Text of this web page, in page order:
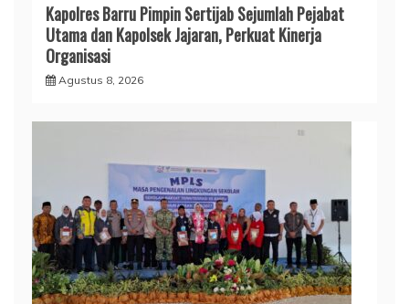
Kapolres Barru Pimpin Sertijab Sejumlah Pejabat
Utama dan Kapolsek Jajaran, Perkuat Kinerja
Organisasi
Agustus 8, 2026